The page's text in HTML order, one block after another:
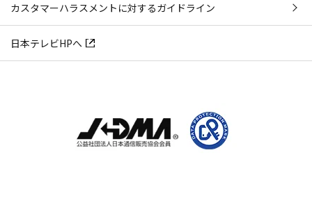
カスタマーハラスメントに対するガイドライン
日本テレビHPへ